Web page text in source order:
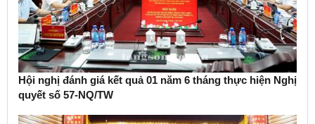
Hội nghị đánh giá kết quả 01 năm 6 tháng thực hiện Nghị
quyết số 57-NQ/TW